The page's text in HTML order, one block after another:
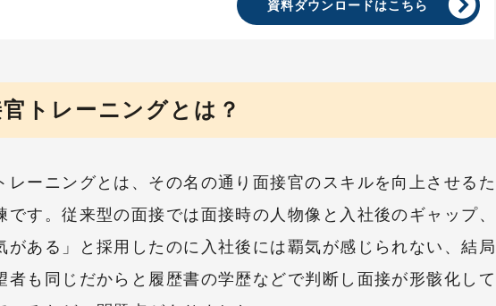
資料ダウンロードはこちら
トレーニングとは？
レーニングとは、その名の通り面接官のスキルを向上させるた
です。従来型の面接では面接時の人物像と入社後のギャップ、
がある」と採用したのに入社後には覇気が感じられない、結局
者も同じだからと履歴書の学歴などで判断し面接が形骸化して